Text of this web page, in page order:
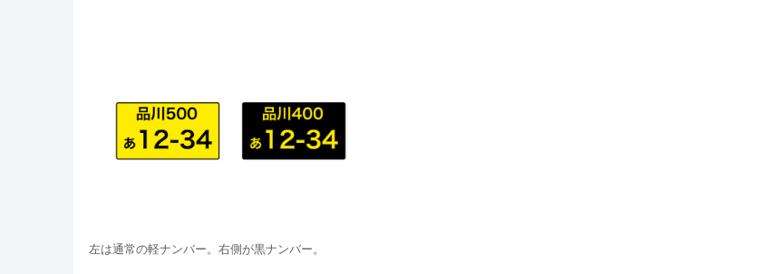
左は通常の軽ナンバー。右側が黒ナンバー。